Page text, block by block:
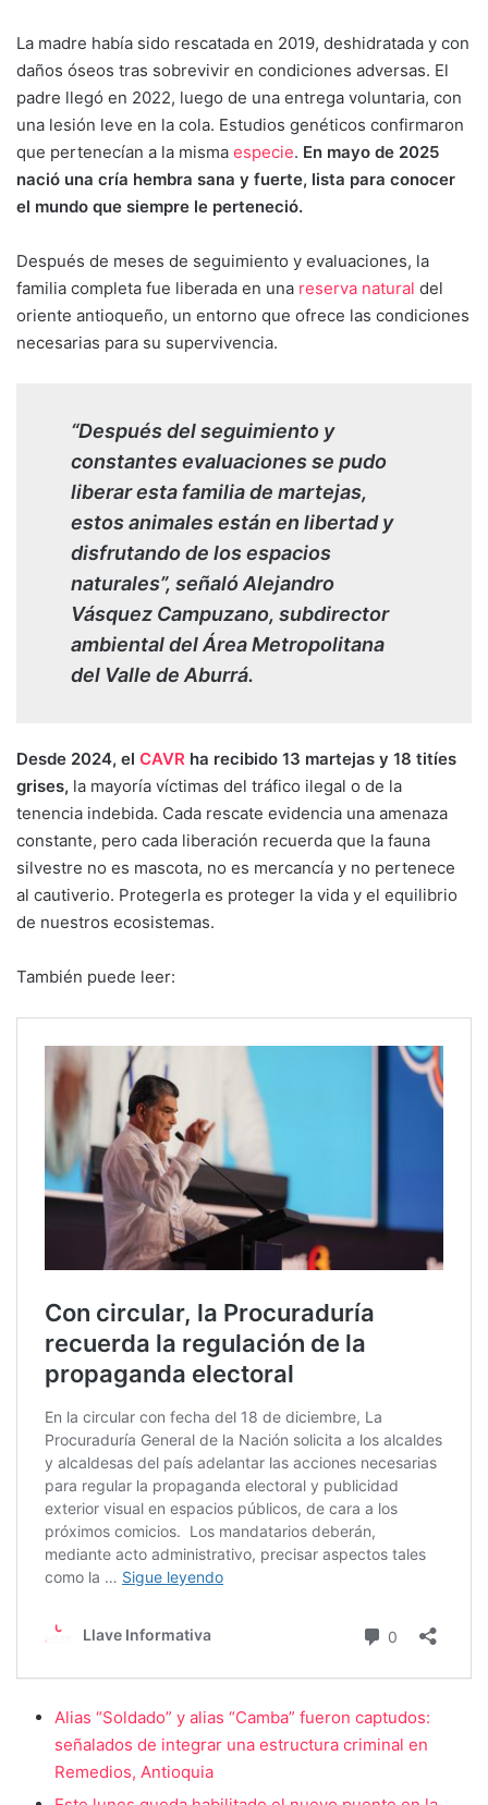
La madre había sido rescatada en 2019, deshidratada y con
daños óseos tras sobrevivir en condiciones adversas. El
padre llegó en 2022, luego de una entrega voluntaria, con
una lesión leve en la cola. Estudios genéticos confirmaron
que pertenecían a la misma especie. En mayo de 2025
nació una cría hembra sana y fuerte, lista para conocer
el mundo que siempre le perteneció.
Después de meses de seguimiento y evaluaciones, la
familia completa fue liberada en una reserva natural del
oriente antioqueño, un entorno que ofrece las condiciones
necesarias para su supervivencia.
“Después del seguimiento y
constantes evaluaciones se pudo
liberar esta familia de martejas,
estos animales están en libertad y
disfrutando de los espacios
naturales”, señaló Alejandro
Vásquez Campuzano, subdirector
ambiental del Área Metropolitana
del Valle de Aburrá.
Desde 2024, el CAVR ha recibido 13 martejas y 18 titíes
grises, la mayoría víctimas del tráfico ilegal o de la
tenencia indebida. Cada rescate evidencia una amenaza
constante, pero cada liberación recuerda que la fauna
silvestre no es mascota, no es mercancía y no pertenece
al cautiverio. Protegerla es proteger la vida y el equilibrio
de nuestros ecosistemas.
También puede leer:
Alias “Soldado” y alias “Camba” fueron captudos:
señalados de integrar una estructura criminal en
Remedios, Antioquia